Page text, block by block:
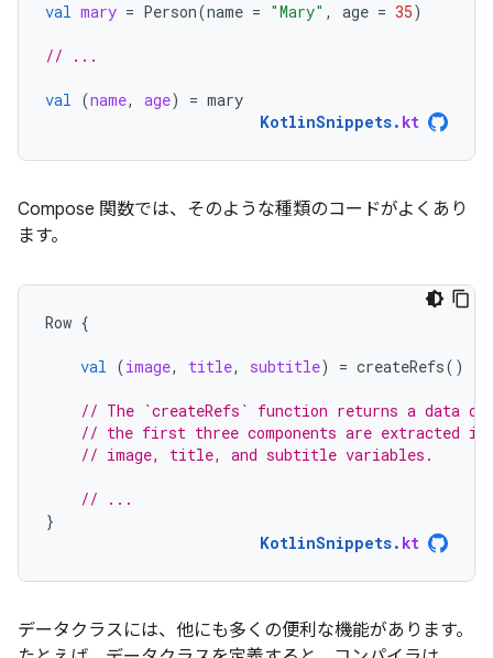
val mary = Person(name = "Mary" , age = 35)
// ...
val (name, age) = mary
KotlinSnippets. kt
Compose 関数では、そのような種類のコードがよくあり
ます。
Row {
val (image, title, subtitle) = createRefs()
// The `createRefs` function returns a data
// the first three components are extracted
// image, title, and subtitle variables.
// ...
}
KotlinSnippets. kt
データクラスには、他にも多くの便利な機能があります。